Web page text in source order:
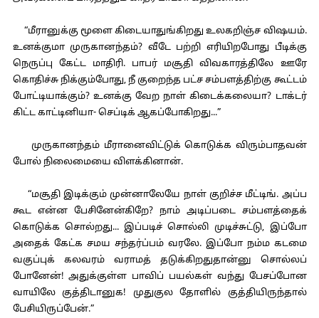
“மீரானுக்கு மூளை கிடையாதுங்கிறது உலகறிஞ்ச விஷயம்.
உனக்குமா முருகானந்தம்? வீடே பற்றி எரியிறபோது பீடிக்கு
நெருப்பு கேட்ட மாதிரி. பாபர் மசூதி விவகாரத்திலே ஊரே
கொதிச்சு நிக்கும்போது, நீ குறைந்த பட்ச சம்பளத்திற்கு கூட்டம்
போட்டியாக்கும்? உனக்கு வேற நாள் கிடைக்கலையா? டாக்டர்
கிட்ட காட்டினியா- செப்டிக் ஆகப்போகிறது...”
முருகானந்தம் மீரானைவிட்டுக் கொடுக்க விரும்பாதவன்
போல் நிலைமையை விளக்கினான்.
“மசூதி இடிக்கும் முன்னாலேயே நாள் குறிச்ச மீட்டிங். அப்ப
கூட என்ன பேசினேன்கிறே? நாம் அடிப்படை சம்பளத்தைக்
கொடுக்க சொல்றது... இப்படிச் சொல்லி முடிச்சுட்டு, இப்போ
அதைக் கேட்க சமய சந்தர்ப்பம் வரலே. இப்போ நம்ம கடமை
வகுப்புக் கலவரம் வராமத் தடுக்கிறதுதான்னு சொல்லப்
போனேன்! அதுக்குள்ள பாவிப் பயல்கள் வந்து பேசப்போன
வாயிலே குத்திடானுக! முதுகுல தோளில் குத்தியிருந்தால்
பேசியிருப்பேன்.”